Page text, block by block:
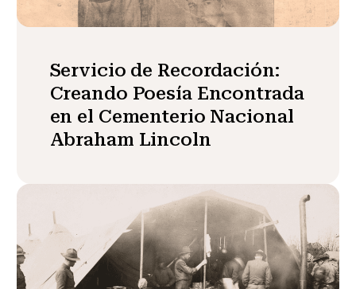
Servicio de Recordación:
Creando Poesía Encontrada
en el Cementerio Nacional
Abraham Lincoln